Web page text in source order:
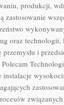
produkcji,
zastosowanie
oraz
i